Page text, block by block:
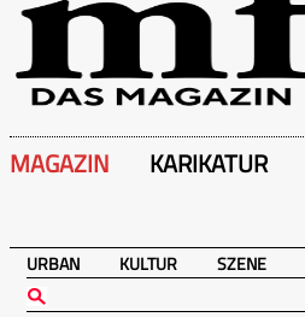
MAGAZIN KARIKATUR
URBAN KULTUR SZENE